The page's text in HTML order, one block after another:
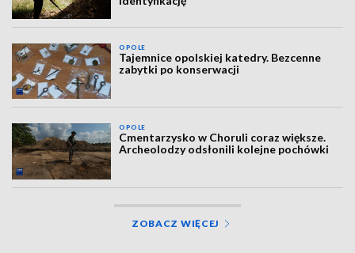
OPOLE
Tajemnice opolskiej katedry. Bezcenne
zabytki po konserwacji
OPOLE
Cmentarzysko w Choruli coraz większe.
Archeolodzy odsłonili kolejne pochówki
ZOBACZ WIĘCEJ